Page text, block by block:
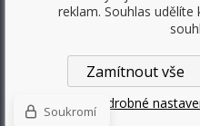
Copyright © 2017
sportovní autodoplňky,
Tvorba a pronájem
reklam. Souhlas
Zamítnout vše
Podrobné
Soukromí